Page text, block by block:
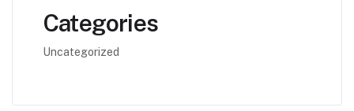
Categories
Uncategorized